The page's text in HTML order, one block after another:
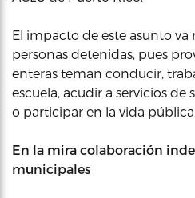
El impacto de este asunto va
personas detenidas, pues
enteras teman conducir,
escuela, acudir a servicios
o participar en la vida pública.
En la mira colaboración
municipales